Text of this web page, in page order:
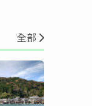
全部